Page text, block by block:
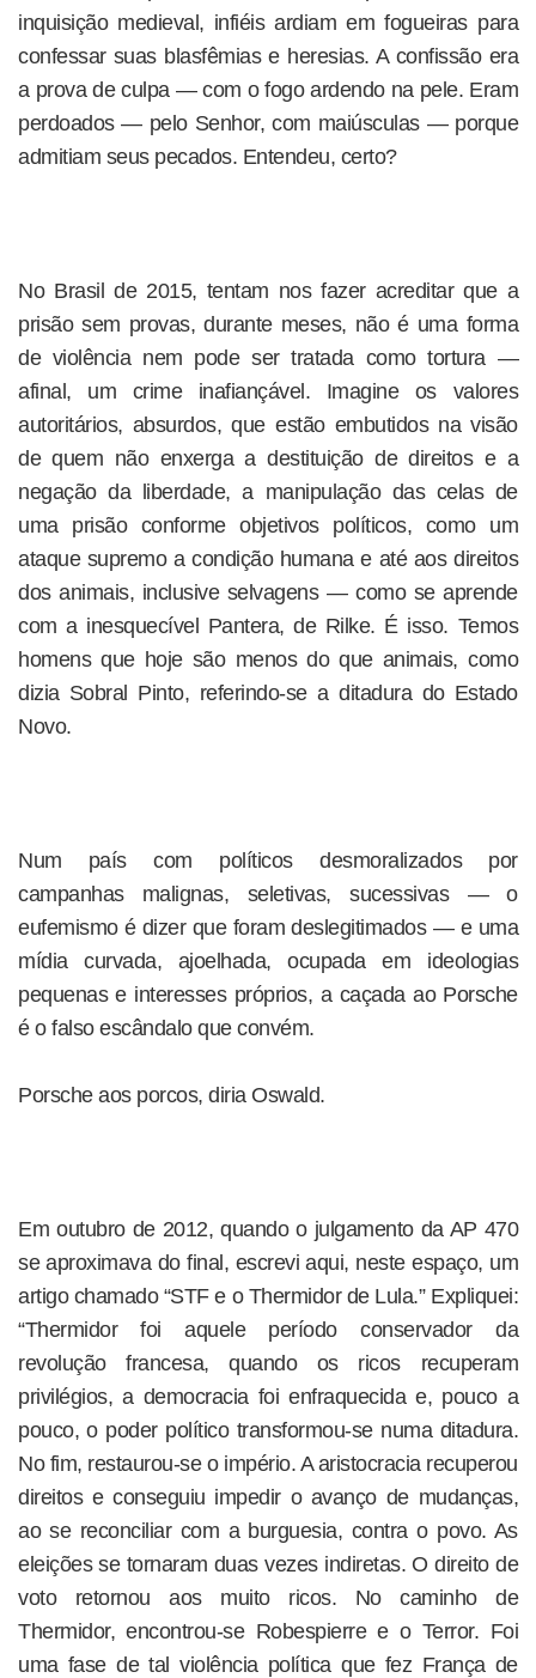
inquisição medieval, infiéis ardiam em fogueiras para
confessar suas blasfêmias e heresias. A confissão era
a prova de culpa — com o fogo ardendo na pele. Eram
perdoados — pelo Senhor, com maiúsculas — porque
admitiam seus pecados. Entendeu, certo?
No Brasil de 2015, tentam nos fazer acreditar que a
prisão sem provas, durante meses, não é uma forma
de violência nem pode ser tratada como tortura —
afinal, um crime inafiançável. Imagine os valores
autoritários, absurdos, que estão embutidos na visão
de quem não enxerga a destituição de direitos e a
negação da liberdade, a manipulação das celas de
uma prisão conforme objetivos políticos, como um
ataque supremo a condição humana e até aos direitos
dos animais, inclusive selvagens — como se aprende
com a inesquecível Pantera, de Rilke. É isso. Temos
homens que hoje são menos do que animais, como
dizia Sobral Pinto, referindo-se a ditadura do Estado
Novo.
Num país com políticos desmoralizados por
campanhas malignas, seletivas, sucessivas — o
eufemismo é dizer que foram deslegitimados — e uma
mídia curvada, ajoelhada, ocupada em ideologias
pequenas e interesses próprios, a caçada ao Porsche
é o falso escândalo que convém.
Porsche aos porcos, diria Oswald.
Em outubro de 2012, quando o julgamento da AP 470
se aproximava do final, escrevi aqui, neste espaço, um
artigo chamado “STF e o Thermidor de Lula.” Expliquei:
“Thermidor foi aquele período conservador da
revolução francesa, quando os ricos recuperam
privilégios, a democracia foi enfraquecida e, pouco a
pouco, o poder político transformou-se numa ditadura.
No fim, restaurou-se o império. A aristocracia recuperou
direitos e conseguiu impedir o avanço de mudanças,
ao se reconciliar com a burguesia, contra o povo. As
eleições se tornaram duas vezes indiretas. O direito de
voto retornou aos muito ricos. No caminho de
Thermidor, encontrou-se Robespierre e o Terror. Foi
uma fase de tal violência política que fez França de